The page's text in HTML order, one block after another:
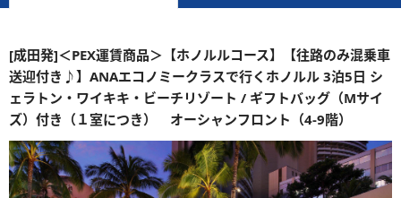
[成田発]＜PEX運賃商品＞【ホノルルコース】【往路のみ混乗車
送迎付き♪】ANAエコノミークラスで行くホノルル 3泊5日 シ
ェラトン・ワイキキ・ビーチリゾート / ギフトバッグ（Mサイ
ズ）付き（１室につき） オーシャンフロント（4-9階）